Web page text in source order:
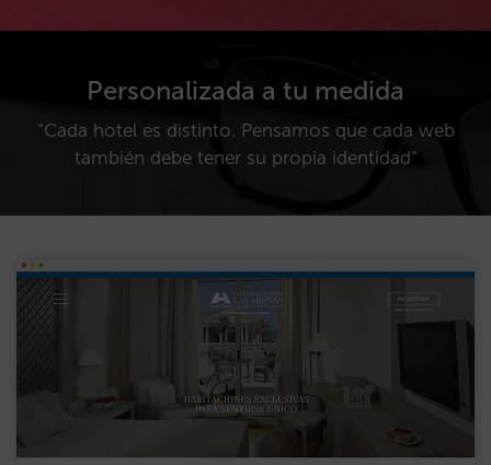
Personalizada a tu medida
“Cada hotel es distinto. Pensamos que cada web
también debe tener su propia identidad”